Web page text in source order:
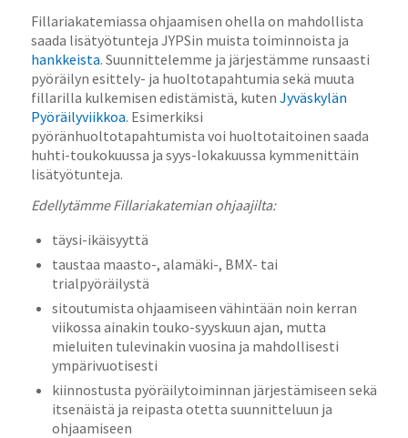
Fillariakatemiassa ohjaamisen ohella on mahdollista
saada lisätyötunteja JYPSin muista toiminnoista ja
hankkeista. Suunnittelemme ja järjestämme runsaasti
pyöräilyn esittely- ja huoltotapahtumia sekä muuta
fillarilla kulkemisen edistämistä, kuten Jyväskylän
Pyöräilyviikkoa. Esimerkiksi
pyöränhuoltotapahtumista voi huoltotaitoinen saada
huhti-toukokuussa ja syys-lokakuussa kymmenittäin
lisätyötunteja.
Edellytämme Fillariakatemian ohjaajilta:
täysi-ikäisyyttä
taustaa maasto-, alamäki-, BMX- tai
trialpyöräilystä
sitoutumista ohjaamiseen vähintään noin kerran
viikossa ainakin touko-syyskuun ajan, mutta
mieluiten tulevinakin vuosina ja mahdollisesti
ympärivuotisesti
kiinnostusta pyöräilytoiminnan järjestämiseen sekä
itsenäistä ja reipasta otetta suunnitteluun ja
ohjaamiseen